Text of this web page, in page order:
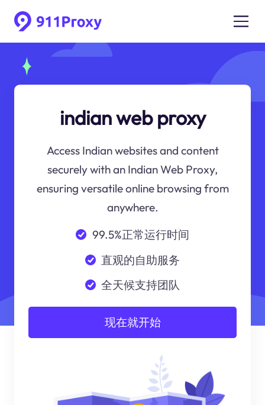
indian web proxy
Access Indian websites and content
securely with an Indian Web Proxy,
ensuring versatile online browsing from
anywhere.
99.5%正常运行时间
直观的自助服务
全天候支持团队
现在就开始